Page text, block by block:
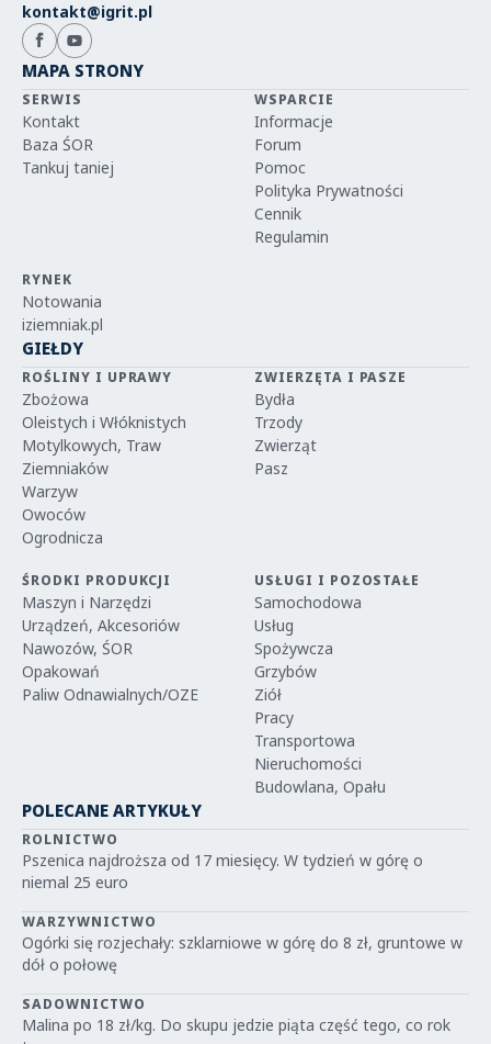
kontakt@igrit.pl
MAPA STRONY
SERWIS
Kontakt
Baza ŚOR
Tankuj taniej
WSPARCIE
Informacje
Forum
Pomoc
Polityka Prywatności
Cennik
Regulamin
RYNEK
Notowania
iziemniak.pl
GIEŁDY
ROŚLINY I UPRAWY
Zbożowa
Oleistych i Włóknistych
Motylkowych, Traw
Ziemniaków
Warzyw
Owoców
Ogrodnicza
ZWIERZĘTA I PASZE
Bydła
Trzody
Zwierząt
Pasz
ŚRODKI PRODUKCJI
Maszyn i Narzędzi
Urządzeń, Akcesoriów
Nawozów, ŚOR
Opakowań
Paliw Odnawialnych/OZE
USŁUGI I POZOSTAŁE
Samochodowa
Usług
Spożywcza
Grzybów
Ziół
Pracy
Transportowa
Nieruchomości
Budowlana, Opału
POLECANE ARTYKUŁY
ROLNICTWO
Pszenica najdroższa od 17 miesięcy. W tydzień w górę o
niemal 25 euro
WARZYWNICTWO
Ogórki się rozjechały: szklarniowe w górę do 8 zł, gruntowe w
dół o połowę
SADOWNICTWO
Malina po 18 zł/kg. Do skupu jedzie piąta część tego, co rok